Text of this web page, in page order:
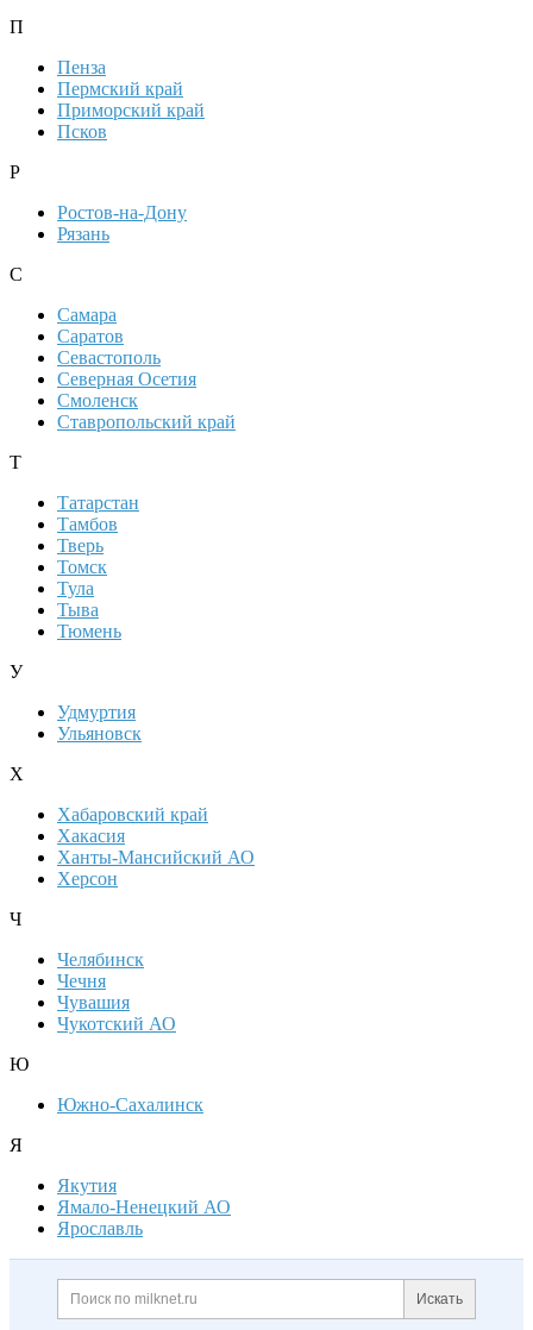
П
Пенза
Пермский край
Приморский край
Псков
Р
Ростов-на-Дону
Рязань
С
Самара
Саратов
Севастополь
Северная Осетия
Смоленск
Ставропольский край
Т
Татарстан
Тамбов
Тверь
Томск
Тула
Тыва
Тюмень
У
Удмуртия
Ульяновск
Х
Хабаровский край
Хакасия
Ханты-Мансийский АО
Херсон
Ч
Челябинск
Чечня
Чувашия
Чукотский АО
Ю
Южно-Сахалинск
Я
Якутия
Ямало-Ненецкий АО
Ярославль
Дополнительная информация
Поиск по сайту и
Искать